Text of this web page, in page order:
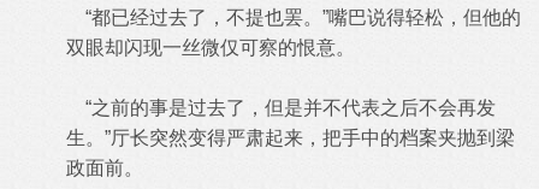
“都已经过去了，不提也罢。”嘴巴说得轻松，但他的
双眼却闪现一丝微仅可察的恨意。
“之前的事是过去了，但是并不代表之后不会再发
生。”厅长突然变得严肃起来，把手中的档案夹抛到梁
政面前。